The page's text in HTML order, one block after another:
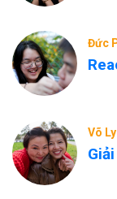
Đức
Võ